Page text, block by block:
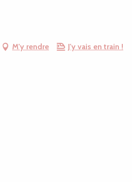
M'y rendre J'y vais en train !